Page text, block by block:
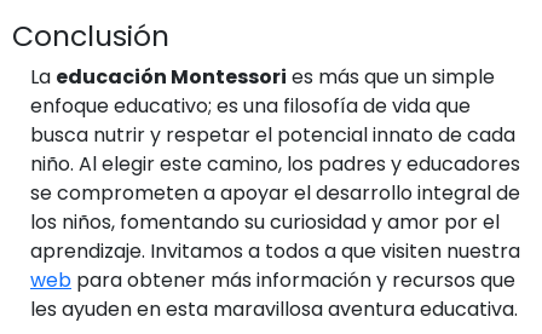
Conclusión
La educación Montessori es más que un simple
enfoque educativo; es una filosofía de vida que
busca nutrir y respetar el potencial innato de cada
niño. Al elegir este camino, los padres y educadores
se comprometen a apoyar el desarrollo integral de
los niños, fomentando su curiosidad y amor por el
aprendizaje. Invitamos a todos a que visiten nuestra
web para obtener más información y recursos que
les ayuden en esta maravillosa aventura educativa.